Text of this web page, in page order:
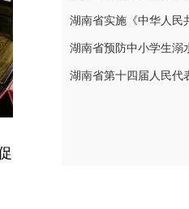
湖南省预防中小学生溺